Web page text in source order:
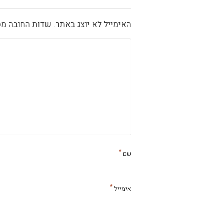
האימייל לא יוצג באתר. שדות החובה
שם*
אימייל*